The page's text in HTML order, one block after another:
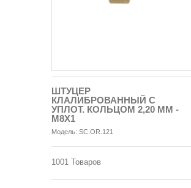
ШТУЦЕР
КЛАЛИБРОВАННЫЙ С
УПЛОТ. КОЛЬЦОМ 2,20 ММ -
М8Х1
Модель: SC.OR.121
1001 Товаров